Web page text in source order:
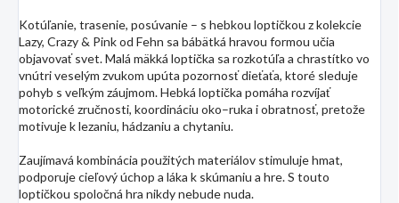
Kotúľanie, trasenie, posúvanie – s hebkou loptičkou z kolekcie
Lazy, Crazy & Pink od Fehn sa bábätká hravou formou učia
objavovať svet. Malá mäkká loptička sa rozkotúľa a chrastítko vo
vnútri veselým zvukom upúta pozornosť dieťaťa, ktoré sleduje
pohyb s veľkým záujmom. Hebká loptička pomáha rozvíjať
motorické zručnosti, koordináciu oko–ruka i obratnosť, pretože
motivuje k lezaniu, hádzaniu a chytaniu.
Zaujímavá kombinácia použitých materiálov stimuluje hmat,
podporuje cieľový úchop a láka k skúmaniu a hre. S touto
loptičkou spoločná hra nikdy nebude nuda.